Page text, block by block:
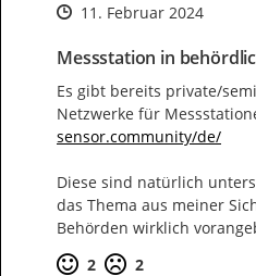
Zeitpunkt des Erstellens
Zeitpunkt des Erstellens
11. Februar 2024Zur
Messstation in
Es gibt bereits private/
https://
sensor.community/de/
Diese sind natürlich
das Thema aus meiner
Behörden wirklich
Positive Bewertung
2 Negative
2